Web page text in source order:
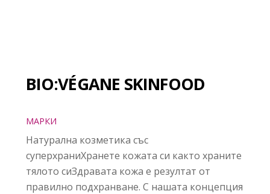
BIO:VÉGANE SKINFOOD
МАРКИ
Натурална козметика със
суперхраниХранете кожата си както храните
тялото сиЗдравата кожа е резултат от
правилно подхранване. С нашата концепция